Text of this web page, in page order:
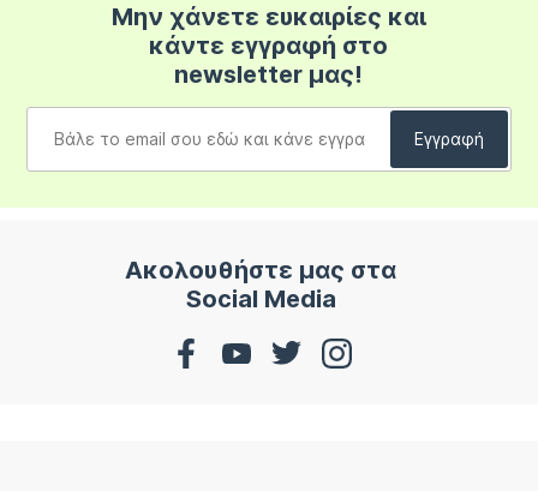
Μην χάνετε ευκαιρίες και
κάντε εγγραφή στο
newsletter μας!
Ακολουθήστε μας στα
Social Media